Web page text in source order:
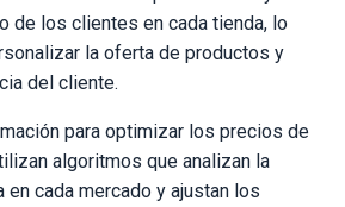
de los clientes en cada tienda, lo
la oferta de productos y
del cliente.
para optimizar los precios de
algoritmos que analizan la
en cada mercado y ajustan los